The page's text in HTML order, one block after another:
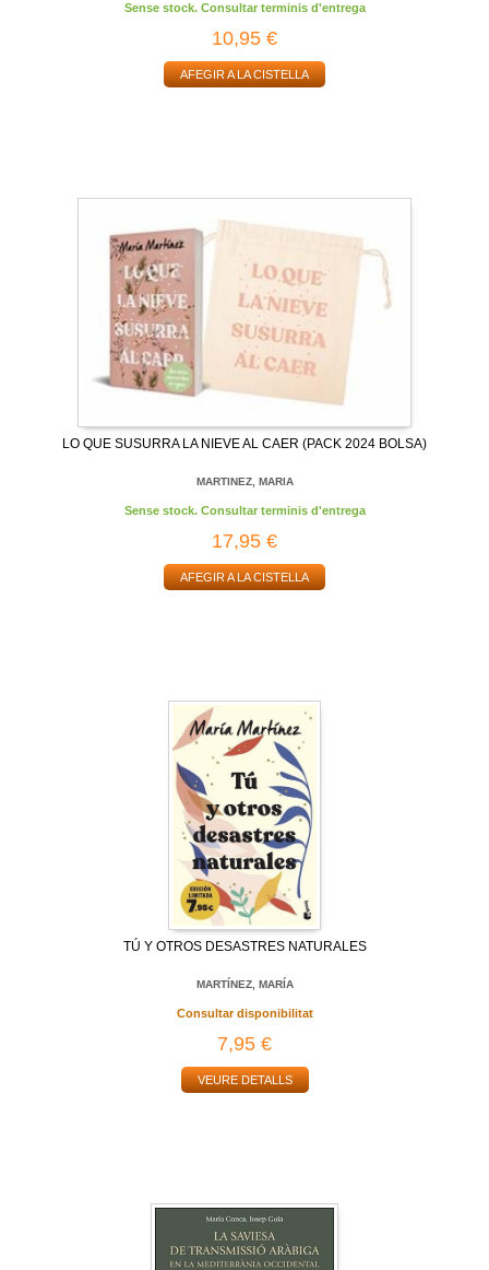
Sense stock. Consultar terminis d'entrega
10,95 €
AFEGIR A LA CISTELLA
LO QUE SUSURRA LA NIEVE AL CAER (PACK 2024 BOLSA)
MARTINEZ, MARIA
Sense stock. Consultar terminis d'entrega
17,95 €
AFEGIR A LA CISTELLA
TÚ Y OTROS DESASTRES NATURALES
MARTÍNEZ, MARÍA
Consultar disponibilitat
7,95 €
VEURE DETALLS